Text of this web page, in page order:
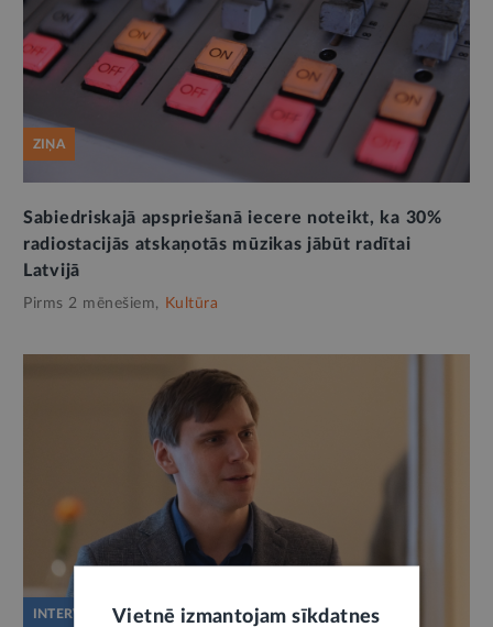
ZIŅA
Sabiedriskajā apspriešanā iecere noteikt, ka 30%
radiostacijās atskaņotās mūzikas jābūt radītai
Latvijā
Pirms 2 mēnešiem, Kultūra
INTERVIJA Vietnē izmantojam sīkdatnes